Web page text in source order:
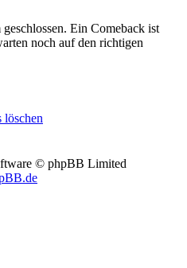
Ein Comeback ist
noch auf den richtigen
löschen
© phpBB Limited